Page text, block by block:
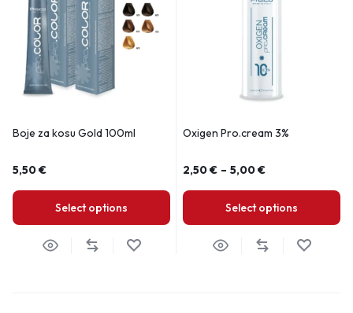
Boje za kosu Gold 100ml
5,50€
Select options
Oxigen Pro.cream 3%
2,50€ – 5,00€
Select options